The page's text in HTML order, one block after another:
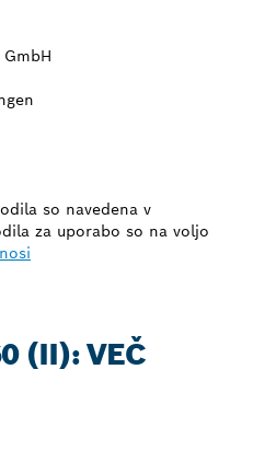
so navedena v
za uporabo so na voljo
(II): VEČ